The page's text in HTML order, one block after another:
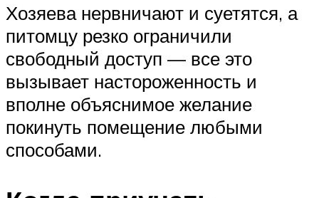
Хозяева нервничают и суетятся, а
питомцу резко ограничили
свободный доступ — все это
вызывает настороженность и
вполне объяснимое желание
покинуть помещение любыми
способами.